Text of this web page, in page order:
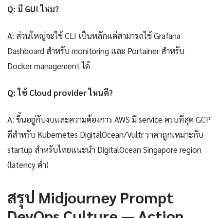
Q: มี GUI ไหม?
A: ส่วนใหญ่จะใช้ CLI เป็นหลักแต่สามารถใช้ Grafana
Dashboard สำหรับ monitoring และ Portainer สำหรับ
Docker management ได้
Q: ใช้ Cloud provider ไหนดี?
A: ขึ้นอยู่กับงบและความต้องการ AWS มี service ครบที่สุด GCP
ดีสำหรับ Kubernetes DigitalOcean/Vultr ราคาถูกเหมาะกับ
startup สำหรับไทยแนะนำ DigitalOcean Singapore region
(latency ต่ำ)
สรุป Midjourney Prompt